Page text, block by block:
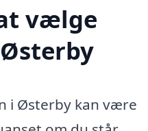
vælge
i Østerby kan være